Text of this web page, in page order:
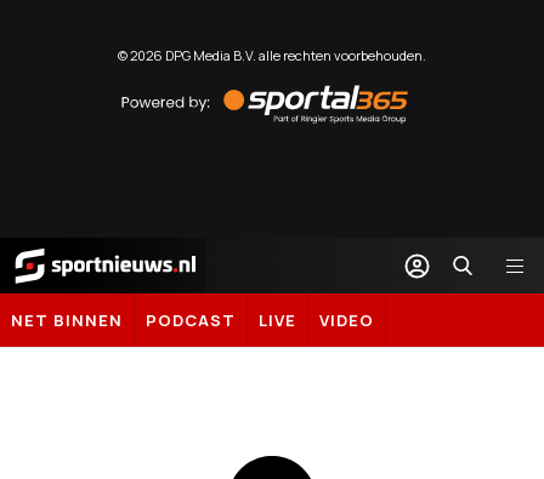
©2026 DPG Media B.V. alle rechten voorbehouden.
by
Sportal365
Sportnieuws.nl
NET BINNEN PODCAST LIVE VIDEO